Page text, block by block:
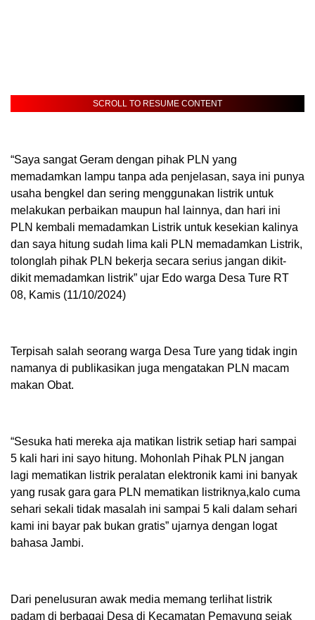
SCROLL TO RESUME CONTENT
“Saya sangat Geram dengan pihak PLN yang
memadamkan lampu tanpa ada penjelasan, saya ini punya
usaha bengkel dan sering menggunakan listrik untuk
melakukan perbaikan maupun hal lainnya, dan hari ini
PLN kembali memadamkan Listrik untuk kesekian kalinya
dan saya hitung sudah lima kali PLN memadamkan Listrik,
tolonglah pihak PLN bekerja secara serius jangan dikit-
dikit memadamkan listrik” ujar Edo warga Desa Ture RT
08, Kamis (11/10/2024)
Terpisah salah seorang warga Desa Ture yang tidak ingin
namanya di publikasikan juga mengatakan PLN macam
makan Obat.
“Sesuka hati mereka aja matikan listrik setiap hari sampai
5 kali hari ini sayo hitung. Mohonlah Pihak PLN jangan
lagi mematikan listrik peralatan elektronik kami ini banyak
yang rusak gara gara PLN mematikan listriknya,kalo cuma
sehari sekali tidak masalah ini sampai 5 kali dalam sehari
kami ini bayar pak bukan gratis” ujarnya dengan logat
bahasa Jambi.
Dari penelusuran awak media memang terlihat listrik
padam di berbagai Desa di Kecamatan Pemayung sejak